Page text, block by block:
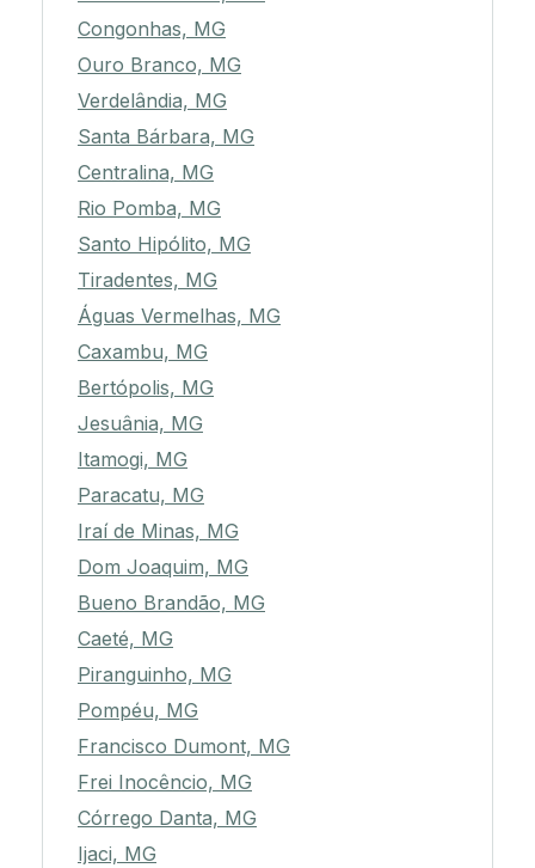
Congonhas, MG
Ouro Branco, MG
Verdelândia, MG
Santa Bárbara, MG
Centralina, MG
Rio Pomba, MG
Santo Hipólito, MG
Tiradentes, MG
Águas Vermelhas, MG
Caxambu, MG
Bertópolis, MG
Jesuânia, MG
Itamogi, MG
Paracatu, MG
Iraí de Minas, MG
Dom Joaquim, MG
Bueno Brandão, MG
Caeté, MG
Piranguinho, MG
Pompéu, MG
Francisco Dumont, MG
Frei Inocêncio, MG
Córrego Danta, MG
Ijaci, MG